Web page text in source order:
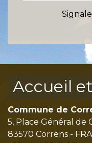
Accueil
Commune de
5, Place Général de
83570 Correns -